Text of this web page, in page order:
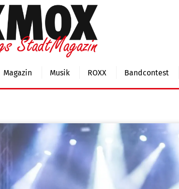
Magazin Musik ROXX Bandcontest